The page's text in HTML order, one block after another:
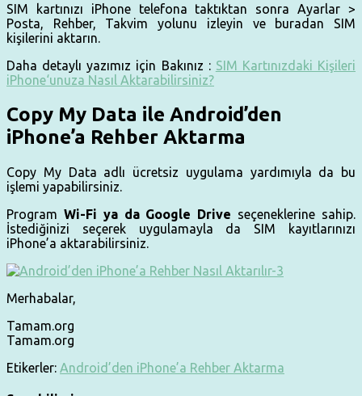
SIM kartınızı iPhone telefona taktıktan sonra Ayarlar >
Posta, Rehber, Takvim yolunu izleyin ve buradan SIM
kişilerini aktarın.
Daha detaylı yazımız için Bakınız : SIM Kartınızdaki Kişileri
iPhone‘unuza Nasıl Aktarabilirsiniz?
Copy My Data ile Android’den
iPhone’a Rehber Aktarma
Copy My Data adlı ücretsiz uygulama yardımıyla da bu
işlemi yapabilirsiniz.
Program Wi-Fi ya da Google Drive seçeneklerine sahip.
İstediğinizi seçerek uygulamayla da SIM kayıtlarınızı
iPhone’a aktarabilirsiniz.
Merhabalar,
Tamam.org
Tamam.org
Etikerler: Android’den iPhone’a Rehber Aktarma